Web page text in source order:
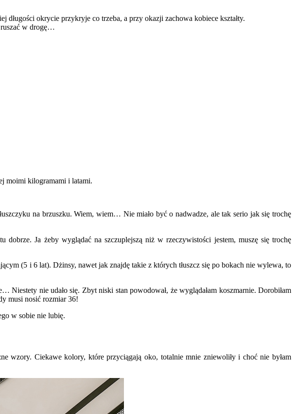
długości okrycie przykryje co trzeba, a przy okazji zachowa kobiece kształty.
ruszać w drogę…
moimi kilogramami i latami.
na brzuszku. Wiem, wiem… Nie miało być o nadwadze, ale tak serio jak się trochę
Ja żeby wyglądać na szczuplejszą niż w rzeczywistości jestem, muszę się trochę
(5 i 6 lat). Dżinsy, nawet jak znajdę takie z których tłuszcz się po bokach nie wylewa, to
Niestety nie udało się. Zbyt niski stan powodował, że wyglądałam koszmarnie. Dorobiłam
musi nosić rozmiar 36!
w sobie nie lubię.
wzory. Ciekawe kolory, które przyciągają oko, totalnie mnie zniewoliły i choć nie byłam